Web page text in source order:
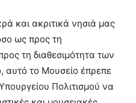
και ακριτικά νησιά μας
ως προς τη
τη διαθεσιμότητα των
το Μουσείο έπρεπε
Πολιτισμού να